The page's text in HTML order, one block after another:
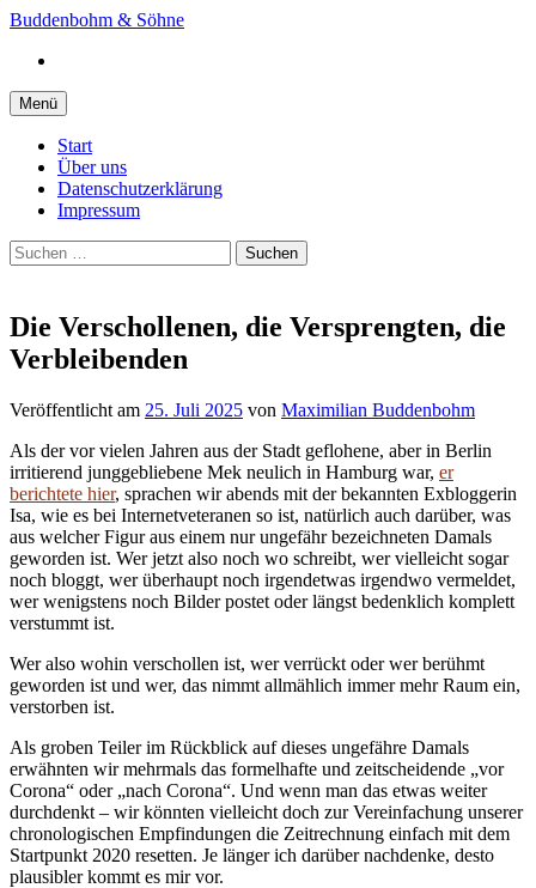
Springe
Inhalt
Buddenbohm & Söhne
Menü
Start
Über uns
Datenschutzerklärung
Impressum
Suchen
nach:
Die Verschollenen, die Versprengten, die
Verbleibenden
Veröffentlicht am 25. Juli 2025 von Maximilian Buddenbohm
Als der vor vielen Jahren aus der Stadt geflohene, aber in Berlin
irritierend junggebliebene Mek neulich in Hamburg war, er
berichtete hier, sprachen wir abends mit der bekannten Exbloggerin
Isa, wie es bei Internetveteranen so ist, natürlich auch darüber, was
aus welcher Figur aus einem nur ungefähr bezeichneten Damals
geworden ist. Wer jetzt also noch wo schreibt, wer vielleicht sogar
noch bloggt, wer überhaupt noch irgendetwas irgendwo vermeldet,
wer wenigstens noch Bilder postet oder längst bedenklich komplett
verstummt ist.
Wer also wohin verschollen ist, wer verrückt oder wer berühmt
geworden ist und wer, das nimmt allmählich immer mehr Raum ein,
verstorben ist.
Als groben Teiler im Rückblick auf dieses ungefähre Damals
erwähnten wir mehrmals das formelhafte und zeitscheidende „vor
Corona“ oder „nach Corona“. Und wenn man das etwas weiter
durchdenkt – wir könnten vielleicht doch zur Vereinfachung unserer
chronologischen Empfindungen die Zeitrechnung einfach mit dem
Startpunkt 2020 resetten. Je länger ich darüber nachdenke, desto
plausibler kommt es mir vor.